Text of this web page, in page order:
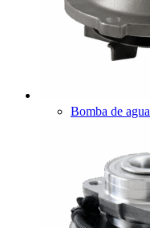
Bomba de agua